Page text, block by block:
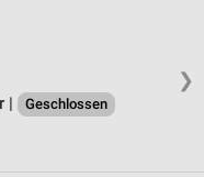
❯
|
Geschlossen